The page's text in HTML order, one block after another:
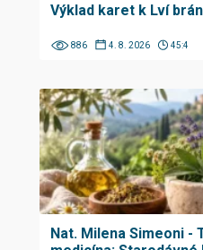
Výklad karet k Lví
886 4. 8. 2026 45:4
Nat. Milena Simeoni -